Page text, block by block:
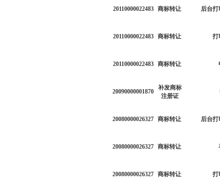
20110000022483 商标转让 后台
20110000022483 商标转让 打
20110000022483 商标转让
20090000001870
补发商标
注册证
20080000026327 商标转让 后台
20080000026327 商标转让
20080000026327 商标转让 打